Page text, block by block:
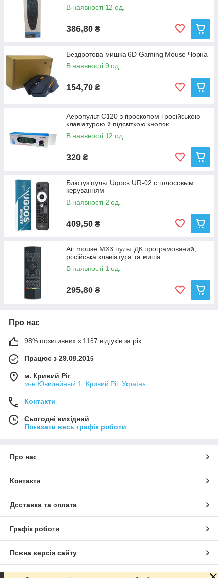
В наявності 12 од.
386,80 ₴
Бездротова мишка 6D Gaming Mouse Чорна
В наявності 9 од.
154,70 ₴
Аеропульт C120 з гіроскопом і російською
клавіатурою й підсвіткою кнопок
В наявності 12 од.
320 ₴
Блютуз пульт Ugoos UR-02 с голосовым
керуванням
В наявності 2 од.
409,50 ₴
Air mouse MX3 пульт ДК програмований,
російська клавіатура та миша
В наявності 1 од.
295,80 ₴
Про нас
98% позитивних з 1167 відгуків за рік
Працює з 29.08.2016
м. Кривий Ріг
м-н Ювилейный 1, Кривий Ріг, Україна
Контакти
Сьогодні вихідний
Показати весь графік роботи
Про нас
Контакти
Доставка та оплата
Графік роботи
Повна версія сайту